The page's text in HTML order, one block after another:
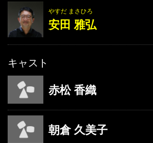
やすだ まさひろ
安田 雅弘
キャスト
赤松 香織
朝倉 久美子